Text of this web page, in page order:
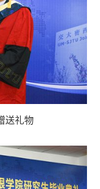
送礼物